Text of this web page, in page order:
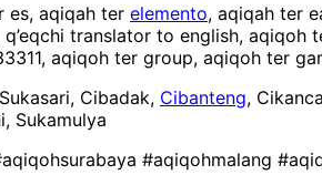
es, aqiqah ter elemento, aqiqah ter
q’eqchi translator to english,
aqiqoh ter group, aqiqoh ter
Cibadak, Cibanteng,
Sukamulya
#aqiqohmalang